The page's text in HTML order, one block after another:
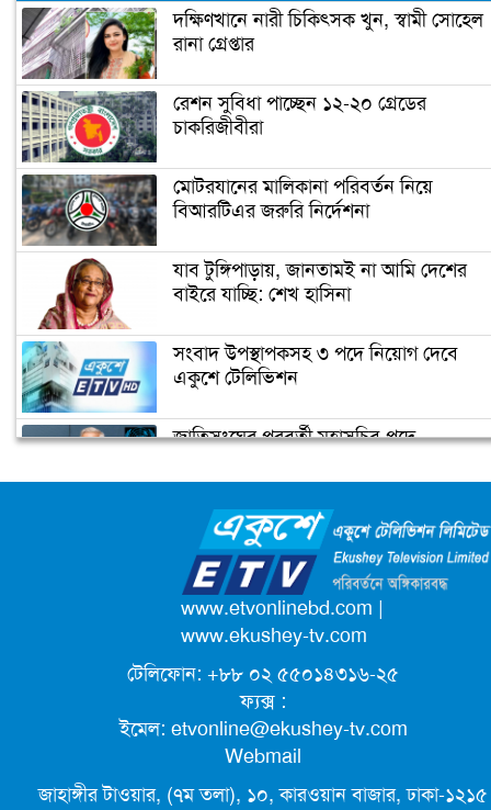
নারায়ণগঞ্জে গুদাম পরিষ্কার করতে গিয়ে ২
নারায়ণগঞ্জ পাসপোর্ট অফিসে ভাঙচুর,
কানাডা প্রবাসী আটক
করলো সন্ত্রাসীরা
ডিসির বাসভবনে পুলিশ কনস্টেবলের
আত্মহত্যা
উপজেলা ছাত্রলীগের নতুন কমিটি
আনন্দ মিছিল
দক্ষিণখানে নারী চিকিৎসক খুন, স্বামী সোহেল
রানা গ্রেপ্তার
রেশন সুবিধা পাচ্ছেন ১২-২০ গ্রেডের
চাকরিজীবীরা
মোটরযানের মালিকানা পরিবর্তন নিয়ে
বিআরটিএর জরুরি নির্দেশনা
যাব টুঙ্গিপাড়ায়, জানতামই না আমি দেশের
বাইরে যাচ্ছি: শেখ হাসিনা
সংবাদ উপস্থাপকসহ ৩ পদে নিয়োগ দেবে
একুশে টেলিভিশন
জাতিসংঘের পরবর্তী মহাসচিব পদে
ক্যাম্পাস অ্যাম্বাসেডর নিয়োগ দিচ্ছে একুশে
টেলিভিশন
পদোন্নতি পেয়ে সচিব হলেন ২ কর্মকর্তা
লিগ্যাল এইডের মাধ্যমে সন্তান ফিরে পেল
সেই কিশোরী মা জুঁই
জেট ফুয়েলের দাম কমলো লিটারে ১৯ টাকা
www.etvonlinebd.com |
www.ekushey-tv.com
টেলিফোন: +৮৮ ০২ ৫৫০১৪৩১৬-২৫
ফ্যক্স :
ইমেল: etvonline@ekushey-tv.com
Webmail
জাহাঙ্গীর টাওয়ার, (৭ম তলা), ১০, কারওয়ান বাজার, ঢাকা-১২১৫